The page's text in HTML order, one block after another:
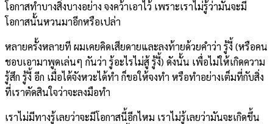
โอกาสทำบางสิ่งบางอย่าง จงคว้าเอาไว้ เพราะเราไม่รู้ว่ามันจะมี
โอกาสนั้นหวนมาอีกหรือเปล่า
หลายครั้งหลายที ผมเคยคิดเสียดายและลงท้ายด้วยคำว่า รู้งี้ (หรือคน
ชอบเอามาพูดเล่นๆ กันว่า รู้อะไรไม่สู้ รู้งี้) ดังนั้น เพื่อไม่ให้เกิดความ
รู้สึก รู้งี้ อีก เมื่อได้จังหวะได้ทำ ก็ขอให้จงทำ หรือทำอย่างเต็มที่กับสิ่ง
ที่เราตัดสินใจว่าจะลงมือทำ
เราไม่มีทางรู้เลยว่าจะมีโอกาสนี้อีกไหม เราไม่รู้เลยว่ามันจะเกิดขึ้น